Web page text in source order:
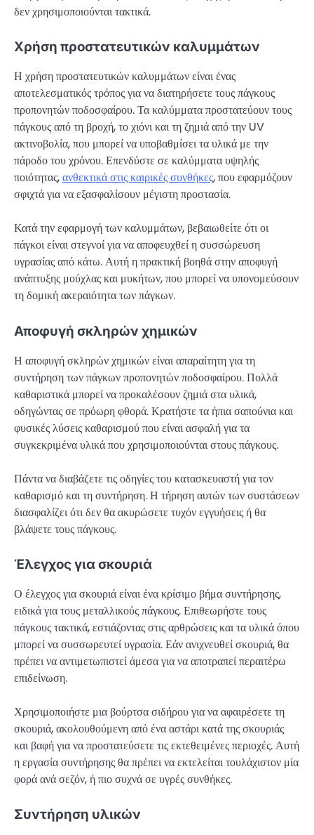
δεν χρησιμοποιούνται τακτικά.
Χρήση προστατευτικών καλυμμάτων
Η χρήση προστατευτικών καλυμμάτων είναι ένας
αποτελεσματικός τρόπος για να διατηρήσετε τους πάγκους
προπονητών ποδοσφαίρου. Τα καλύμματα προστατεύουν τους
πάγκους από τη βροχή, το χιόνι και τη ζημιά από την UV
ακτινοβολία, που μπορεί να υποβαθμίσει τα υλικά με την
πάροδο του χρόνου. Επενδύστε σε καλύμματα υψηλής
ποιότητας,ανθεκτικά στις καιρικές συνθήκες, που εφαρμόζουν
σφιχτά για να εξασφαλίσουν μέγιστη προστασία.
Κατά την εφαρμογή των καλυμμάτων, βεβαιωθείτε ότι οι
πάγκοι είναι στεγνοί για να αποφευχθεί η συσσώρευση
υγρασίας από κάτω. Αυτή η πρακτική βοηθά στην αποφυγή
ανάπτυξης μούχλας και μυκήτων, που μπορεί να υπονομεύσουν
τη δομική ακεραιότητα των πάγκων.
Αποφυγή σκληρών χημικών
Η αποφυγή σκληρών χημικών είναι απαραίτητη για τη
συντήρηση των πάγκων προπονητών ποδοσφαίρου. Πολλά
καθαριστικά μπορεί να προκαλέσουν ζημιά στα υλικά,
οδηγώντας σε πρόωρη φθορά. Κρατήστε τα ήπια σαπούνια και
φυσικές λύσεις καθαρισμού που είναι ασφαλή για τα
συγκεκριμένα υλικά που χρησιμοποιούνται στους πάγκους.
Πάντα να διαβάζετε τις οδηγίες του κατασκευαστή για τον
καθαρισμό και τη συντήρηση. Η τήρηση αυτών των συστάσεων
διασφαλίζει ότι δεν θα ακυρώσετε τυχόν εγγυήσεις ή θα
βλάψετε τους πάγκους.
Έλεγχος για σκουριά
Ο έλεγχος για σκουριά είναι ένα κρίσιμο βήμα συντήρησης,
ειδικά για τους μεταλλικούς πάγκους. Επιθεωρήστε τους
πάγκους τακτικά, εστιάζοντας στις αρθρώσεις και τα υλικά όπου
μπορεί να συσσωρευτεί υγρασία. Εάν ανιχνευθεί σκουριά, θα
πρέπει να αντιμετωπιστεί άμεσα για να αποτραπεί περαιτέρω
επιδείνωση.
Χρησιμοποιήστε μια βούρτσα σιδήρου για να αφαιρέσετε τη
σκουριά, ακολουθούμενη από ένα αστάρι κατά της σκουριάς
και βαφή για να προστατεύσετε τις εκτεθειμένες περιοχές. Αυτή
η εργασία συντήρησης θα πρέπει να εκτελείται τουλάχιστον μία
φορά ανά σεζόν, ή πιο συχνά σε υγρές συνθήκες.
Συντήρηση υλικών